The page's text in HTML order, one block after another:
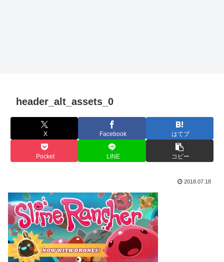
header_alt_assets_0
X Facebook はてブ
Pocket LINE コピー
2018.07.18